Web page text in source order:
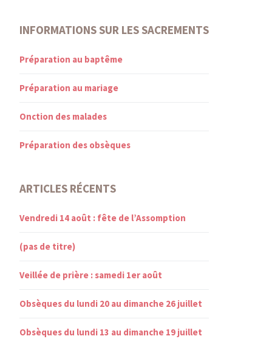
INFORMATIONS SUR LES SACREMENTS
Préparation au baptême
Préparation au mariage
Onction des malades
Préparation des obsèques
ARTICLES RÉCENTS
Vendredi 14 août : fête de l’Assomption
(pas de titre)
Veillée de prière : samedi 1er août
Obsèques du lundi 20 au dimanche 26 juillet
Obsèques du lundi 13 au dimanche 19 juillet